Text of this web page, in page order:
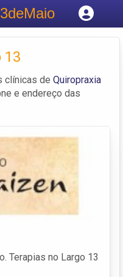
empresa
13
clínicas de Quiropraxia
e endereço das
Terapias no Largo 13